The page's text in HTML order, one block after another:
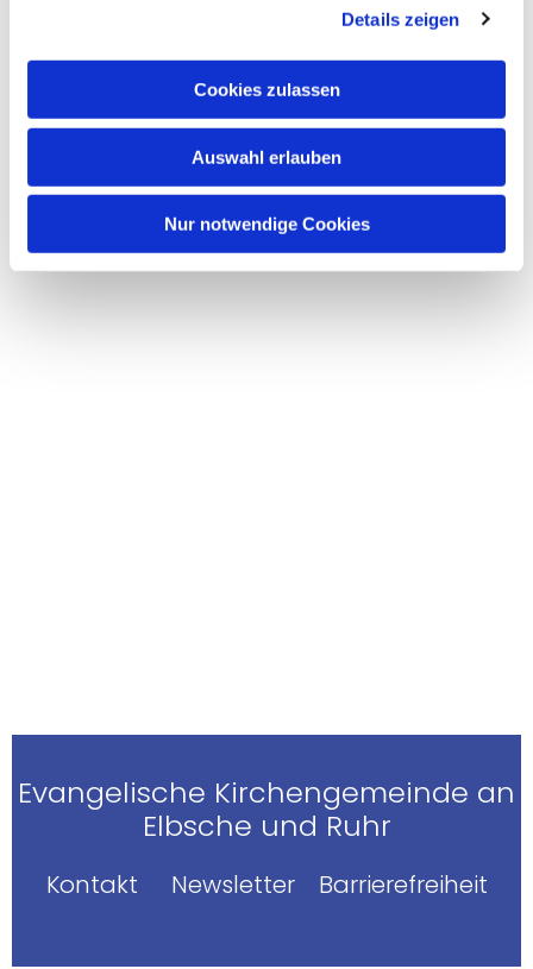
Details zeigen
Cookies zulassen
Auswahl erlauben
Nur notwendige Cookies
Dies könnte Sie auch
interessieren
Evangelische Kirchengemeinde an
Elbsche und Ruhr
Kontakt Newsletter Barrierefreiheit